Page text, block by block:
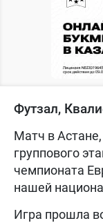
Футзал,
Матч в
группового
чемпионата
нашей
Игра прошла